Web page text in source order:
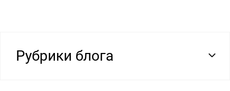
Рубрики блога